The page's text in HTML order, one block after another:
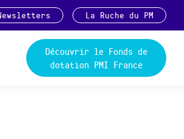
La Ruche du PM
Découvrir le Fonds de
dotation PMI France